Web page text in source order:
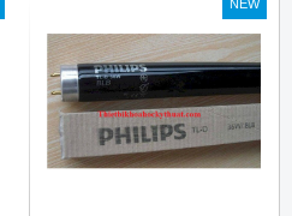
Sản phẩm được sản xuất
bởi hãng Philips, xuất xứ
Ba lan
NEW